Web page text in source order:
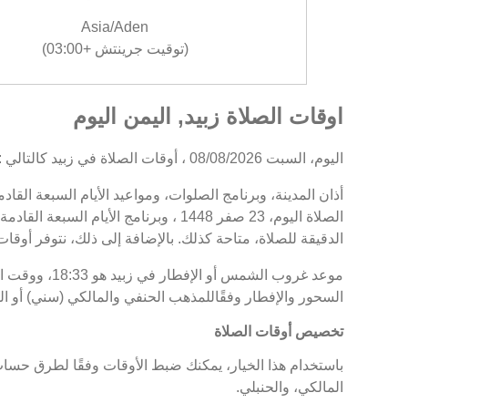
Asia/Aden
(توقيت جرينتش +03:00)
اوقات الصلاة زبيد, اليمن اليوم
اليوم، السبت 08/08/2026 ، أوقات الصلاة في زبيد كالتالي : الفجر في 04:37، الظهر في 12:12، العصر في 15:23، المغرب في 18:33، والعشاء في 19:43.
أذان المدينة، وبرنامج الصلوات، ومواعيد الأيام السبعة
الدقيقة للصلاة، متاحة كذلك. بالإضافة إلى ذلك، نتوفر
السحور والإفطار وفقًاللمذهب الحنفي والمالكي (سني)
تخصيص أوقات الصلاة
باستخدام هذا الخيار، يمكنك ضبط الأوقات وفقًا لطرق
المالكي، والحنبلي.